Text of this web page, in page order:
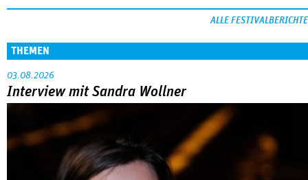
ALLE FESTIVALBERICHTE
THEMEN
03.08.2026
Interview mit Sandra Wollner